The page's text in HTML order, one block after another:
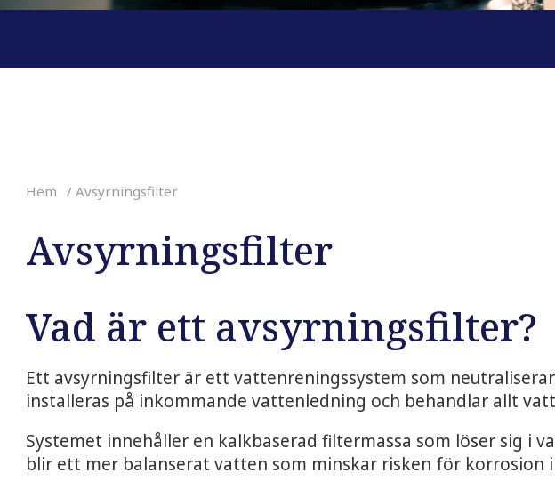
Hem / Avsyrningsfilter
Avsyrningsfilter
Vad är ett avsyrningsfilter?
Ett avsyrningsfilter är ett vattenreningssystem som
installeras på inkommande vattenledning och behandlar allt
Systemet innehåller en kalkbaserad filtermassa som löser sig i
blir ett mer balanserat vatten som minskar risken för korrosion